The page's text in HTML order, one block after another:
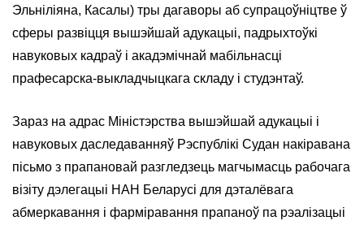
Эльніліяна, Касалы) тры дагаворы аб супрацоўніцтве ў
сферы развіцця вышэйшай адукацыі, падрыхтоўкі
навуковых кадраў і акадэмічнай мабільнасці
прафесарска-выкладчыцкага складу і студэнтаў.
Зараз на адрас Міністэрства вышэйшай адукацыі і
навуковых даследаванняў Рэспублікі Судан накіравана
пісьмо з прапановай разгледзець магчымасць рабочага
візіту дэлегацыі НАН Беларусі для дэталёвага
абмеркавання і фарміравання прапаноў па рэалізацыі